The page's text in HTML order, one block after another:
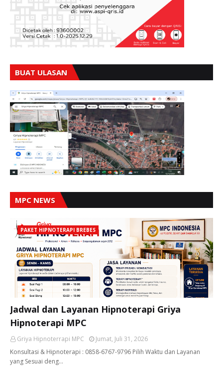
BUAT ULASAN
MPC NEWS
PAKET HIPNOTERAPI BREBES
Jadwal dan Layanan Hipnoterapi Griya
Hipnoterapi MPC
Griya Hipnoterrapi MPC
Jumat, Juli 31, 2026
Konsultasi & Hipnoterapi : 0858-6767-9796 Pilih Waktu dan Layanan
yang Sesuai deng…